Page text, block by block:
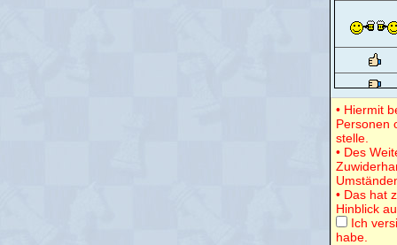
• Hiermit
Personen
stelle.
• Des
• Das hat
Hinblick
Ich
habe.